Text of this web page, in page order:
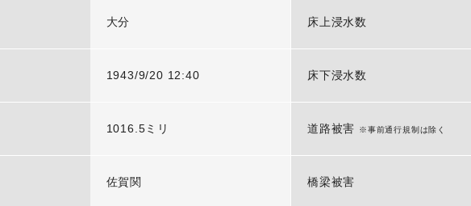
大分
1943/9/20 12:40
1016.5ミリ
佐賀関
床上浸水数
床下浸水数
道路被害 ※事前通行規制は除く
橋梁被害